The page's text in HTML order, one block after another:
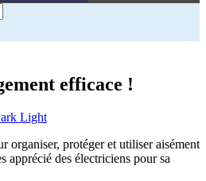
efficace !
organiser, protéger et utiliser aisément
apprécié des électriciens pour sa